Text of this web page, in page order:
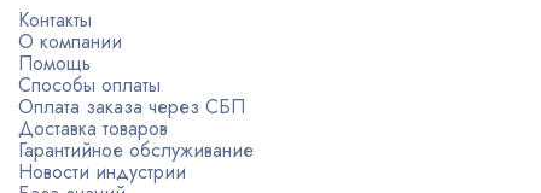
Контакты
О компании
Помощь
Способы оплаты
Оплата заказа через СБП
Доставка товаров
Гарантийное обслуживание
Новости индустрии